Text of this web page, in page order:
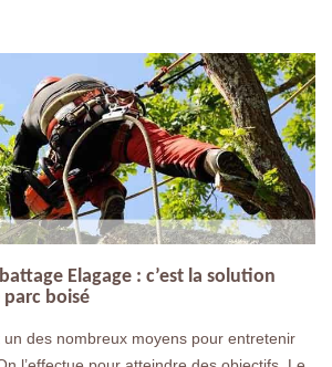
Elagage : c’est la solution
boisé
un des nombreux moyens pour entretenir